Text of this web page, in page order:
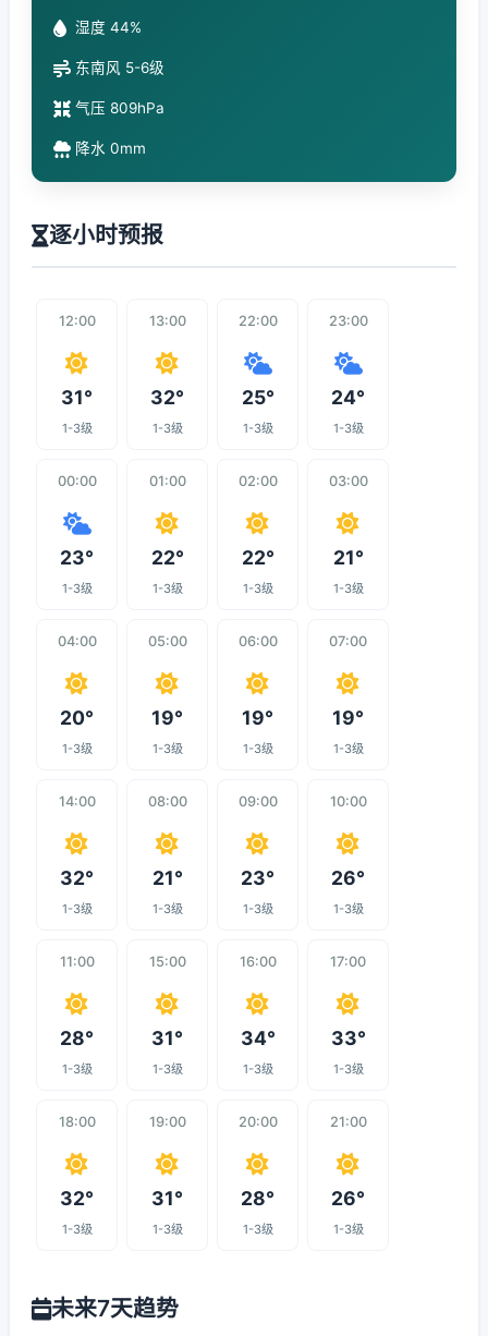
湿度 44%
东南风 5-6级
气压 809hPa
降水 0mm
逐小时预报
12:00
31°
1-3级
13:00
32°
1-3级
22:00
25°
1-3级
23:00
24°
1-3级
00:00
23°
1-3级
01:00
22°
1-3级
02:00
22°
1-3级
03:00
21°
1-3级
04:00
20°
1-3级
05:00
19°
1-3级
06:00
19°
1-3级
07:00
19°
1-3级
14:00
32°
1-3级
08:00
21°
1-3级
09:00
23°
1-3级
10:00
26°
1-3级
11:00
28°
1-3级
15:00
31°
1-3级
16:00
34°
1-3级
17:00
33°
1-3级
18:00
32°
1-3级
19:00
31°
1-3级
20:00
28°
1-3级
21:00
26°
1-3级
未来7天趋势